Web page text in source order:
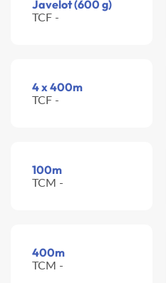
Javelot (600 g)
TCF -
4 x 400m
TCF -
100m
TCM -
400m
TCM -